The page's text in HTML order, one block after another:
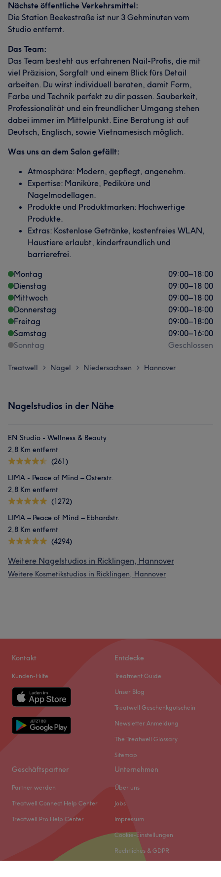
Nächste öffentliche Verkehrsmittel:
Die Station Beekestraße ist nur 3 Gehminuten vom
Studio entfernt.
Das Team:
Das Team besteht aus erfahrenen Nail-Profis, die mit
viel Präzision, Sorgfalt und einem Blick fürs Detail
arbeiten. Du wirst individuell beraten, damit Form,
Farbe und Technik perfekt zu dir passen. Sauberkeit,
Professionalität und ein freundlicher Umgang stehen
dabei immer im Mittelpunkt. Eine Beratung ist auf
Deutsch, Englisch, sowie Vietnamesisch möglich.
Was uns an dem Salon gefällt:
Atmosphäre: Modern, gepflegt, angenehm.
Expertise: Maniküre, Pediküre und
Nagelmodellagen.
Produkte und Produktmarken: Hochwertige
Produkte.
Extras: Kostenlose Getränke, kostenfreies WLAN,
Haustiere erlaubt, kinderfreundlich und
barrierefrei.
Montag
09:00–18:00
Dienstag
09:00–18:00
Mittwoch
09:00–18:00
Donnerstag
09:00–18:00
Freitag
09:00–18:00
Samstag
09:00–16:00
Sonntag
Geschlossen
Treatwell > Nägel > Niedersachsen > Hannover
Nagelstudios in der Nähe
EN Studio - Wellness & Beauty
2,8 Km entfernt
(261)
LIMA - Peace of Mind – Osterstr.
2,8 Km entfernt
(1272)
LIMA – Peace of Mind – Ebhardstr.
2,8 Km entfernt
(4294)
Weitere Nagelstudios in Ricklingen, Hannover
Weitere Kosmetikstudios in Ricklingen, Hannover
Kontakt
Kunden-Hilfe
Entdecke
Treatment Guide
Unser Blog
Treatwell Geschenkgutschein
Newsletter Anmeldung
The Treatwell Glossary
Sitemap
Geschäftspartner
Partner werden
Treatwell Connect Help Center
Treatwell Pro Help Center
Unternehmen
Über uns
Jobs
Impressum
Cookie-Einstellungen
Rechtliches & GDPR